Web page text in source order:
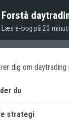
Forstå
Læs e-bog på 20
dig om daytrading
du
strategi